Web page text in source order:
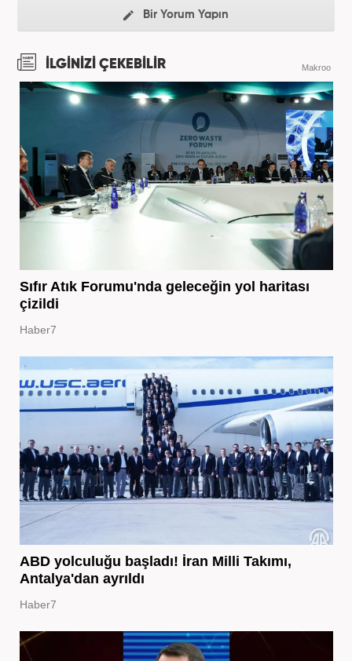
Bir Yorum Yapın
İLGİNİZİ ÇEKEBİLİR Makroo
Sıfır Atık Forumu'nda geleceğin yol haritası
çizildi
Haber7
ABD yolculuğu başladı! İran Milli Takımı,
Antalya'dan ayrıldı
Haber7